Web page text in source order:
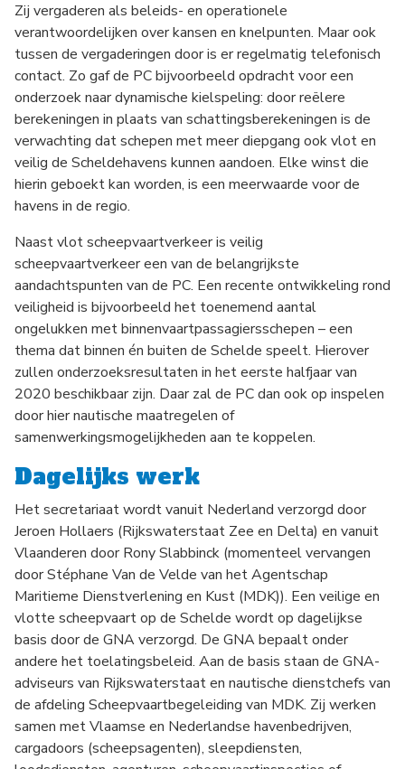
Zij vergaderen als beleids- en operationele
verantwoordelijken over kansen en knelpunten. Maar ook
tussen de vergaderingen door is er regelmatig telefonisch
contact. Zo gaf de PC bijvoorbeeld opdracht voor een
onderzoek naar dynamische kielspeling: door reëlere
berekeningen in plaats van schattingsberekeningen is de
verwachting dat schepen met meer diepgang ook vlot en
veilig de Scheldehavens kunnen aandoen. Elke winst die
hierin geboekt kan worden, is een meerwaarde voor de
havens in de regio.
Naast vlot scheepvaartverkeer is veilig
scheepvaartverkeer een van de belangrijkste
aandachtspunten van de PC. Een recente ontwikkeling rond
veiligheid is bijvoorbeeld het toenemend aantal
ongelukken met binnenvaartpassagiersschepen – een
thema dat binnen én buiten de Schelde speelt. Hierover
zullen onderzoeksresultaten in het eerste halfjaar van
2020 beschikbaar zijn. Daar zal de PC dan ook op inspelen
door hier nautische maatregelen of
samenwerkingsmogelijkheden aan te koppelen.
Dagelijks werk
Het secretariaat wordt vanuit Nederland verzorgd door
Jeroen Hollaers (Rijkswaterstaat Zee en Delta) en vanuit
Vlaanderen door Rony Slabbinck (momenteel vervangen
door Stéphane Van de Velde van het Agentschap
Maritieme Dienstverlening en Kust (MDK)). Een veilige en
vlotte scheepvaart op de Schelde wordt op dagelijkse
basis door de GNA verzorgd. De GNA bepaalt onder
andere het toelatingsbeleid. Aan de basis staan de GNA-
adviseurs van Rijkswaterstaat en nautische dienstchefs van
de afdeling Scheepvaartbegeleiding van MDK. Zij werken
samen met Vlaamse en Nederlandse havenbedrijven,
cargadoors (scheepsagenten), sleepdiensten,